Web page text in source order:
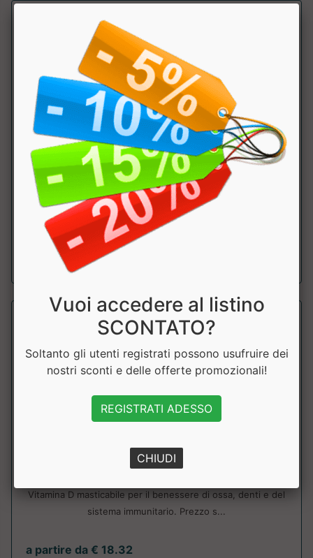
B Complex Vitamin C and Zinc
Self Omninutrition
Complesso vitaminico B con aggiunta di Vitamina C e Zinco.
Ideale per sostenere il metabol...
a partire da € 19.49
sconto 25.01%
Vitamina D3 masticabile
Jamieson
Vitamina D masticabile per il benessere di ossa, denti e del
sistema immunitario. Prezzo s...
a partire da € 18.32
Vuoi accedere al listino
SCONTATO?
Soltanto gli utenti registrati possono usufruire dei
nostri sconti e delle offerte promozionali!
REGISTRATI ADESSO
CHIUDI